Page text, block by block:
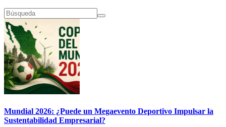
Mundial 2026: ¿Puede un Megaevento Deportivo Impulsar la
Sustentabilidad Empresarial?